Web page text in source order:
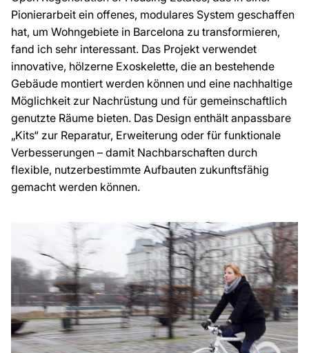
Pionierarbeit ein offenes, modulares System geschaffen
hat, um Wohngebiete in Barcelona zu transformieren,
fand ich sehr interessant. Das Projekt verwendet
innovative, hölzerne Exoskelette, die an bestehende
Gebäude montiert werden können und eine nachhaltige
Möglichkeit zur Nachrüstung und für gemeinschaftlich
genutzte Räume bieten. Das Design enthält anpassbare
„Kits“ zur Reparatur, Erweiterung oder für funktionale
Verbesserungen – damit Nachbarschaften durch
flexible, nutzerbestimmte Aufbauten zukunftsfähig
gemacht werden können.